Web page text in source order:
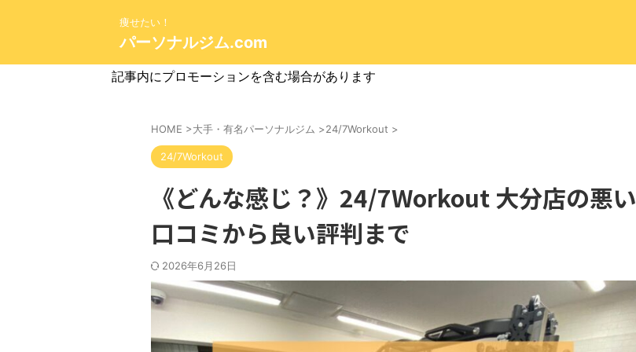
痩せたい！
パーソナルジム.com
記事内にプロモーションを含む場合があります
HOME >大手・有名パーソナルジム >24/7Workout >
24/7Workout
《どんな感じ？》24/7Workout 大分店の悪い
口コミから良い評判まで
2026年6月26日